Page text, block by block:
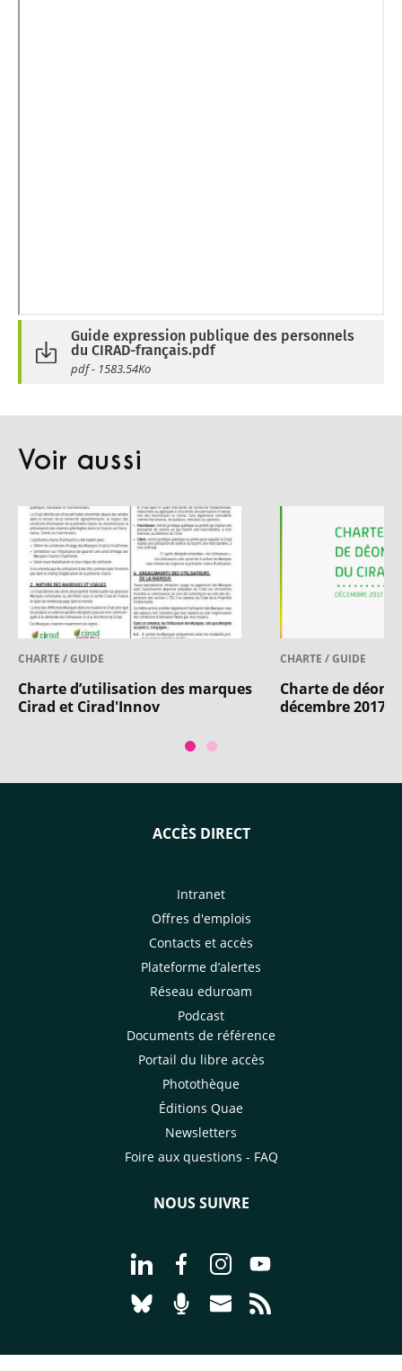
Guide expression publique des personnels
du CIRAD-français.pdf
pdf - 1583.54Ko
Voir aussi
CHARTE / GUIDE
Charte d’utilisation des marques
Cirad et Cirad'Innov
CHARTE / GUIDE
Charte de
décembre 2017
ACCÈS DIRECT
Intranet
Offres d'emplois
Contacts et accès
Plateforme d’alertes
Réseau eduroam
Podcast
Documents de référence
Portail du libre accès
Photothèque
Éditions Quae
Newsletters
Foire aux questions - FAQ
NOUS SUIVRE
Aller à la page Nous suivre sur
Aller à la page Nous suivre sur
Aller à la page Nous
Aller à la page
Aller à la page Nous suivre sur
Aller à la page Nourrir le
Aller à la page Nous